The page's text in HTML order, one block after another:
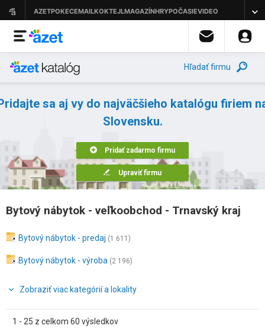
Hľadať firmu
sa aj vy do najväčšieho katalógu firiem
Slovensku.
Pridať zadarmo firmu
Upraviť firmu
Bytový nábytok - veľkoobchod - Trnavský kraj
Bytový nábytok - predaj (1 611)
Bytový nábytok - výroba (2 196)
Zobraziť viac kategórií a lokality
1 - 25 z celkom 60 výsledkov